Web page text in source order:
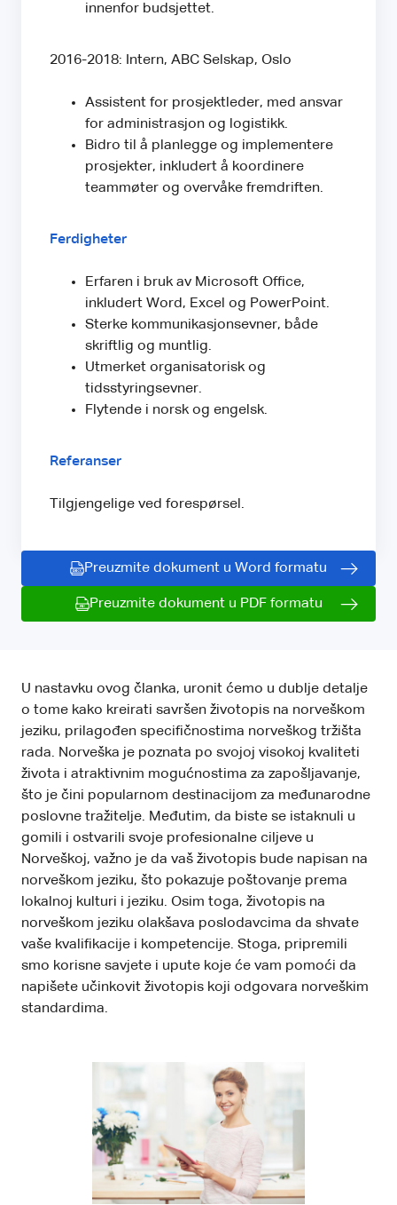
innenfor budsjettet.
2016-2018: Intern, ABC Selskap, Oslo
Assistent for prosjektleder, med ansvar
for administrasjon og logistikk.
Bidro til å planlegge og implementere
prosjekter, inkludert å koordinere
teammøter og overvåke fremdriften.
Ferdigheter
Erfaren i bruk av Microsoft Office,
inkludert Word, Excel og PowerPoint.
Sterke kommunikasjonsevner, både
skriftlig og muntlig.
Utmerket organisatorisk og
tidsstyringsevner.
Flytende i norsk og engelsk.
Referanser
Tilgjengelige ved forespørsel.
Preuzmite dokument u Word formatu
Preuzmite dokument u PDF formatu
U nastavku ovog članka, uronit ćemo u dublje detalje
o tome kako kreirati savršen životopis na norveškom
jeziku, prilagođen specifičnostima norveškog tržišta
rada. Norveška je poznata po svojoj visokoj kvaliteti
života i atraktivnim mogućnostima za zapošljavanje,
što je čini popularnom destinacijom za međunarodne
poslovne tražitelje. Međutim, da biste se istaknuli u
gomili i ostvarili svoje profesionalne ciljeve u
Norveškoj, važno je da vaš životopis bude napisan na
norveškom jeziku, što pokazuje poštovanje prema
lokalnoj kulturi i jeziku. Osim toga, životopis na
norveškom jeziku olakšava poslodavcima da shvate
vaše kvalifikacije i kompetencije. Stoga, pripremili
smo korisne savjete i upute koje će vam pomoći da
napišete učinkovit životopis koji odgovara norveškim
standardima.